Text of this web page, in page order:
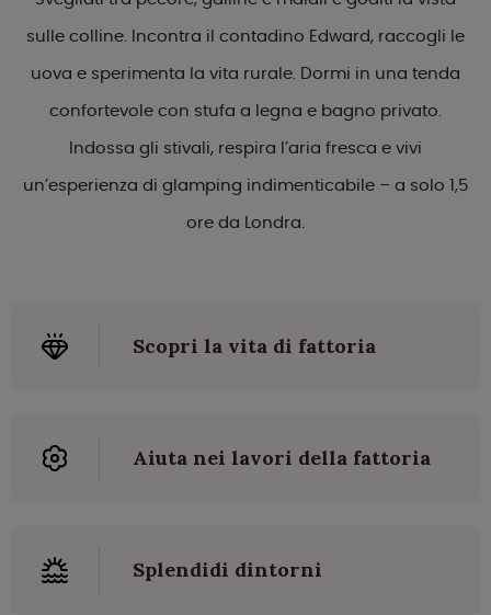
sulle colline. Incontra il contadino Edward, raccogli le
uova e sperimenta la vita rurale. Dormi in una tenda
confortevole con stufa a legna e bagno privato.
Indossa gli stivali, respira l’aria fresca e vivi
un’esperienza di glamping indimenticabile – a solo 1,5
ore da Londra.
Scopri la vita di fattoria
Aiuta nei lavori della fattoria
Splendidi dintorni